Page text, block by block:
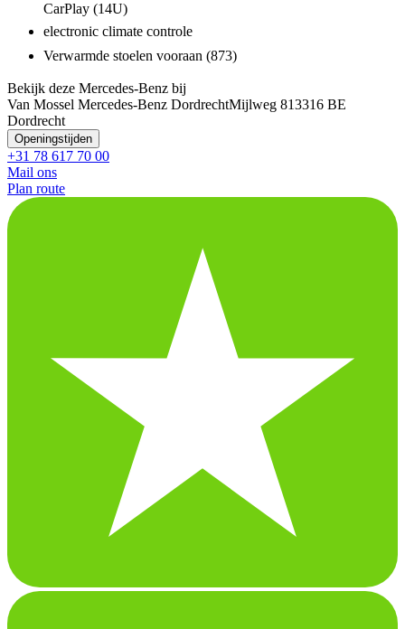
CarPlay (14U)
electronic climate controle
Verwarmde stoelen vooraan (873)
Bekijk deze Mercedes-Benz bij
Van Mossel Mercedes-Benz DordrechtMijlweg 813316 BE
Dordrecht
Openingstijden
+31 78 617 70 00
Mail ons
Plan route